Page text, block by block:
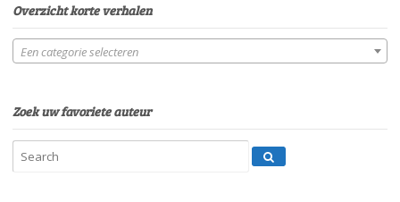
Overzicht korte verhalen
Een categorie selecteren
Zoek uw favoriete auteur